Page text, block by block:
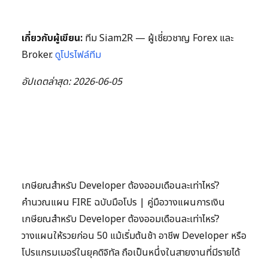
เกี่ยวกับผู้เขียน: ทีม Siam2R — ผู้เชี่ยวชาญ Forex และ
Broker.ดูโปรไฟล์ทีม
อัปเดตล่าสุด: 2026-06-05
เกษียณสำหรับ Developer ต้องออมเดือนละเท่าไหร่?
คำนวณแผน FIRE ฉบับมือโปร | คู่มือวางแผนการเงิน
เกษียณสำหรับ Developer ต้องออมเดือนละเท่าไหร่?
วางแผนให้รวยก่อน 50 แม้เริ่มต้นช้า อาชีพ Developer หรือ
โปรแกรมเมอร์ในยุคดิจิทัล ถือเป็นหนึ่งในสายงานที่มีรายได้